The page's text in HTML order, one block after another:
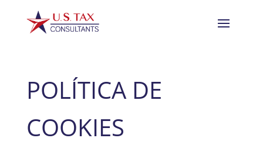
POLÍTICA DE
COOKIES